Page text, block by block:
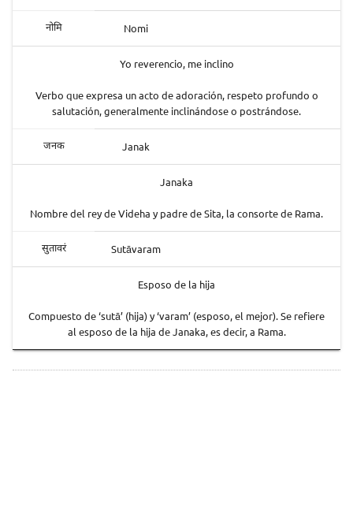
नोमि Nomi
Yo reverencio, me inclino
Verbo que expresa un acto de adoración, respeto profundo o
salutación, generalmente inclinándose o postrándose.
जनक Janak
Janaka
Nombre del rey de Videha y padre de Sita, la consorte de Rama.
सुतावरं Sutāvaram
Esposo de la hija
Compuesto de ‘sutā’ (hija) y ‘varam’ (esposo, el mejor). Se refiere
al esposo de la hija de Janaka, es decir, a Rama.